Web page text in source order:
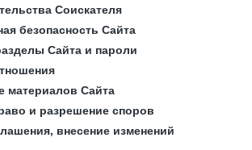
Соискателя
безопасность Сайта
Сайта и пароли
материалов Сайта
и разрешение споров
внесение изменений